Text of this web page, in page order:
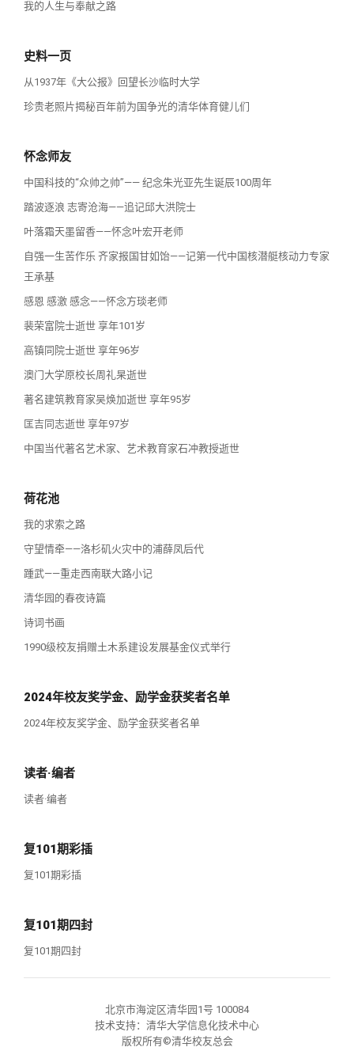
我的人生与奉献之路
史料一页
从1937年《大公报》回望长沙临时大学
珍贵老照片揭秘百年前为国争光的清华体育健儿们
怀念师友
中国科技的“众帅之帅”—— 纪念朱光亚先生诞辰100周年
踏波逐浪 志寄沧海——追记邱大洪院士
叶落霜天墨留香——怀念叶宏开老师
自强一生苦作乐 齐家报国甘如饴——记第一代中国核潜艇核动力专家
王承基
感恩 感激 感念——怀念方琰老师
裴荣富院士逝世 享年101岁
高镇同院士逝世 享年96岁
澳门大学原校长周礼杲逝世
著名建筑教育家吴焕加逝世 享年95岁
匡吉同志逝世 享年97岁
中国当代著名艺术家、艺术教育家石冲教授逝世
荷花池
我的求索之路
守望情牵——洛杉矶火灾中的浦薛凤后代
踵武——重走西南联大路小记
清华园的春夜诗篇
诗词书画
1990级校友捐赠土木系建设发展基金仪式举行
2024年校友奖学金、励学金获奖者名单
2024年校友奖学金、励学金获奖者名单
读者·编者
读者·编者
复101期彩插
复101期彩插
复101期四封
复101期四封
北京市海淀区清华园1号 100084
技术支持：清华大学信息化技术中心
版权所有©清华校友总会